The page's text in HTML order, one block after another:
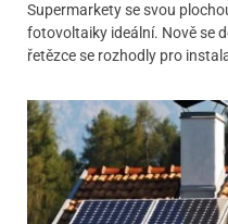
Supermarkety se svou
fotovoltaiky ideální. Nově se
řetězce se rozhodly pro